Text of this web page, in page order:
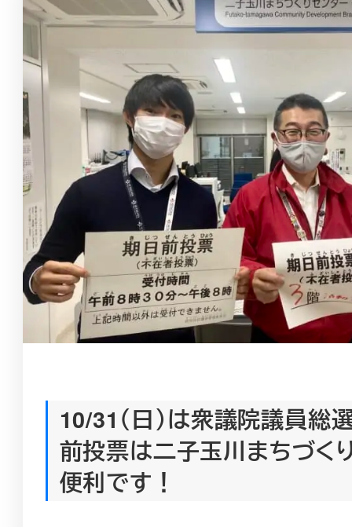
10/31（日）は衆議院議員総
前投票は二子玉川まちづく
便利です！